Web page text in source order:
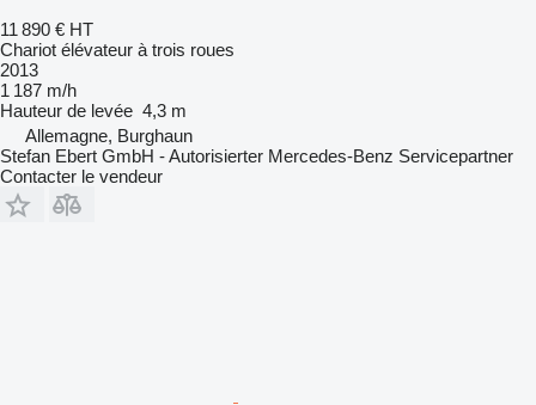
11 890 € HT
Chariot élévateur à trois roues
2013
1 187 m/h
Hauteur de levée 4,3 m
Allemagne, Burghaun
Stefan Ebert GmbH - Autorisierter Mercedes-Benz Servicepartner
Contacter le vendeur